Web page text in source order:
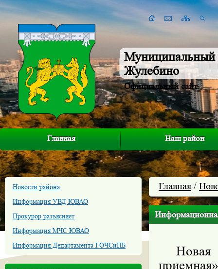
Муниципальный
Жулебино
Официальный сайт
Главная Наш район
Новости района
Информация УВД ЮВАО
Прокурор разъясняет
Информация МЧС ЮВАО
Информация Департамента ГОЧСиПБ
Главная /
Новая